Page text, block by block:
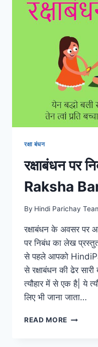
(भारतीय
अभिनेता)
शिक्षा
व
उनकी
फ़िल्में
रक्षा बंधन
रक्षाबंधन पर
Raksha
By Hindi Parichay
रक्षाबंधन के अवसर पर
पर निबंध का लेख
से पहले आपको
से रक्षाबंधन की ढेर
त्यौहार में से एक है| ये
लिए भी जाना जाता…
READ MORE रक्षाबंधन